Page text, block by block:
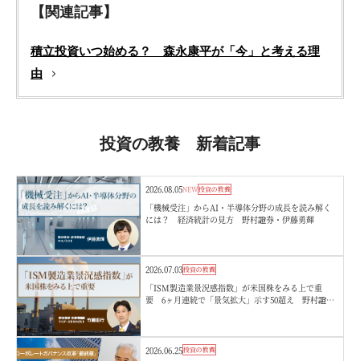
【関連記事】
積立投資いつ始める？ 森永康平が「今」と考える理
由
投資の教養 新着記事
2026.08.05NEW投資の教養
「機械受注」からAI・半導体分野の成長を読み解く
には？ 経済統計の見方 野村證券・伊藤勇輝
2026.07.03投資の教養
「ISM製造業景況感指数」が米国株をみる上で重
要 6ヶ月連続で「景気拡大」示す50超え 野村證
2026.06.25投資の教養